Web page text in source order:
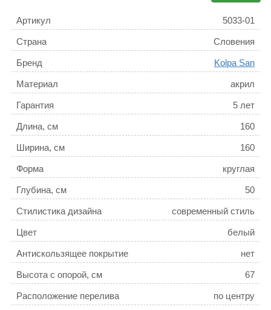
Артикул 5033-01
Страна Словения
Бренд Kolpa San
Материал акрил
Гарантия 5 лет
Длина, см 160
Ширина, см 160
Форма круглая
Глубина, см 50
Стилистика дизайна современный стиль
Цвет белый
Антискользящее покрытие нет
Высота с опорой, см 67
Расположение перелива по центру